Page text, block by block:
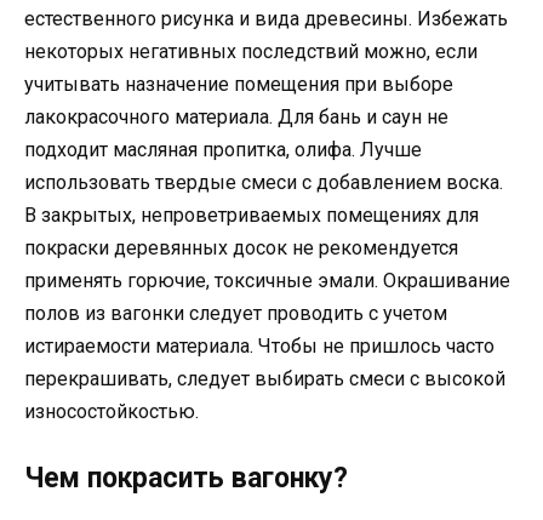
естественного рисунка и вида древесины. Избежать
некоторых негативных последствий можно, если
учитывать назначение помещения при выборе
лакокрасочного материала. Для бань и саун не
подходит масляная пропитка, олифа. Лучше
использовать твердые смеси с добавлением воска.
В закрытых, непроветриваемых помещениях для
покраски деревянных досок не рекомендуется
применять горючие, токсичные эмали. Окрашивание
полов из вагонки следует проводить с учетом
истираемости материала. Чтобы не пришлось часто
перекрашивать, следует выбирать смеси с высокой
износостойкостью.
Чем покрасить вагонку?